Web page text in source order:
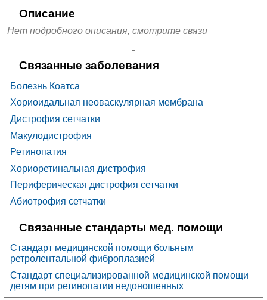
H35.5 Наследственные ретинальные
H35.6 Ретинальное кровоизлияние
H35.7 Расщепление слоев сетчатки
H35.8 Другие уточненные ретинальные
нарушения
H35.9 Болезнь сетчатки неуточненная
Описание
Нет подробного описания, смотрите связи
Связанные заболевания
Болезнь Коатса
Хориоидальная неоваскулярная мембрана
Дистрофия сетчатки
Макулодистрофия
Ретинопатия
Хориоретинальная дистрофия
Периферическая дистрофия сетчатки
Абиотрофия сетчатки
Связанные стандарты мед. помощи
Стандарт медицинской помощи больным
ретролентальной фиброплазией
Стандарт специализированной медицинской помощи
детям при ретинопатии недоношенных